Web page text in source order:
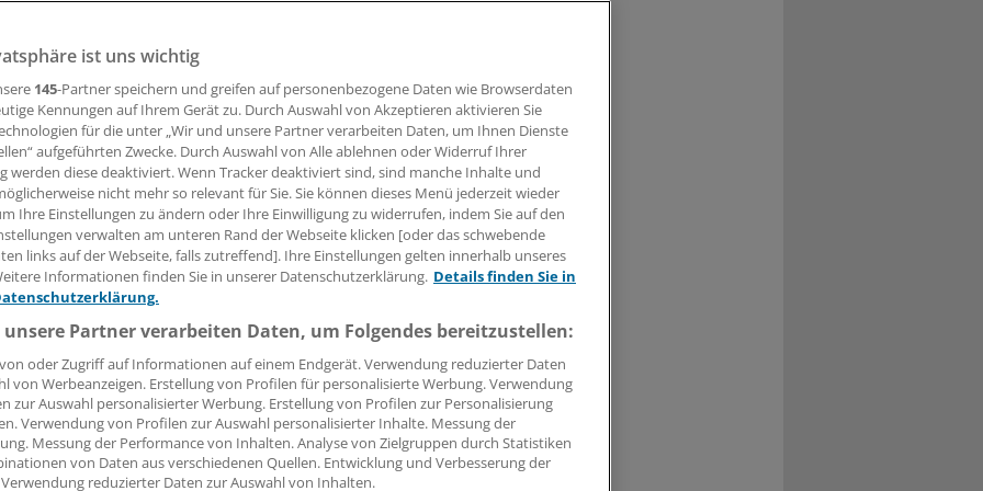
bei den beiden immunvermittelten Erkrankungen Asthma und
Symptome und Lebensqualität.
Leserin, lieber Leser,
Beitrag können Sie lesen, sobald Sie sich eingeloggt haben.
Jetzt anmelden »
Kostenlos registrieren »
vergessen?
Problem beim Login?
ist mit wenigen Klicks erledigt und kostenlos.
des kostenlosen Login:
Analysen, Hintergründe und Infografiken
Interviews und Praxis-Tipps
auf allemedizinischen Berichte und Kommentare
ist uns wichtig
145-Partner speichern und greifen auf personenbezogene Daten wie Browserdaten
Kennungen auf Ihrem Gerät zu. Durch Auswahl von Akzeptieren aktivieren Sie
für die unter „Wir und unsere Partner verarbeiten Daten, um Ihnen Dienste
aufgeführten Zwecke. Durch Auswahl von Alle ablehnen oder Widerruf Ihrer
werden diese deaktiviert. Wenn Tracker deaktiviert sind, sind manche Inhalte und
nicht mehr so relevant für Sie. Sie können dieses Menü jederzeit wieder
Ihre Einstellungen zu ändern oder Ihre Einwilligung zu widerrufen, indem Sie auf den
verwalten am unteren Rand der Webseite klicken [oder das schwebende
links auf der Webseite, falls zutreffend]. Ihre Einstellungen gelten innerhalb unseres
Informationen finden Sie in unserer Datenschutzerklärung. Details finden Sie in
Partner verarbeiten Daten, um Folgendes bereitzustellen:
oder Zugriff auf Informationen auf einem Endgerät. Verwendung reduzierter Daten
von Werbeanzeigen. Erstellung von Profilen für personalisierte Werbung. Verwendung
zur Auswahl personalisierter Werbung. Erstellung von Profilen zur Personalisierung
Verwendung von Profilen zur Auswahl personalisierter Inhalte. Messung der
Messung der Performance von Inhalten. Analyse von Zielgruppen durch Statistiken
von Daten aus verschiedenen Quellen. Entwicklung und Verbesserung der
reduzierter Daten zur Auswahl von Inhalten.